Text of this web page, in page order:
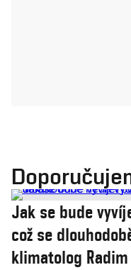
Jak se bude
což se
klimatolog Radim